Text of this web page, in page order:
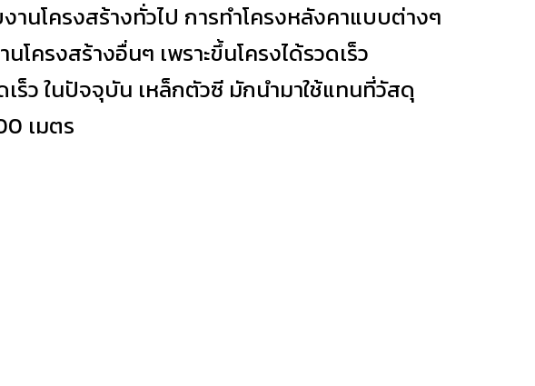
งานโครงสร้างทั่วไป การทำโครงหลังคาแบบต่างๆ
ครงสร้างอื่นๆ เพราะขึ้นโครงได้รวดเร็ว
ร็ว ในปัจจุบัน เหล็กตัวซี มักนำมาใช้แทนที่วัสดุ
เมตร